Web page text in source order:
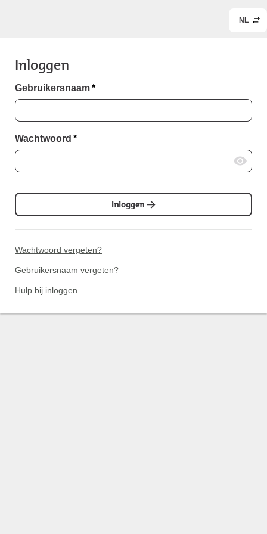
NL
Inloggen
Gebruikersnaam*
Wachtwoord *
Inloggen
Wachtwoord vergeten?
Gebruikersnaam vergeten?
Hulp bij inloggen